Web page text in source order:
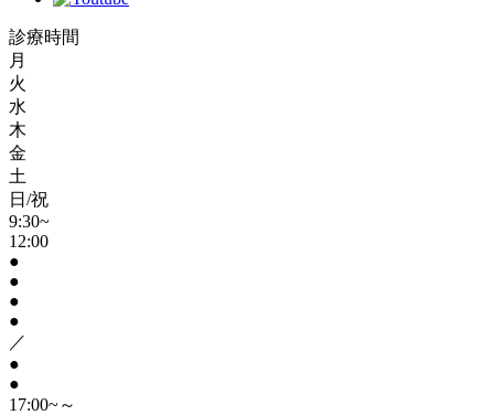
診療時間
月
火
水
木
金
土
日/祝
9:30~
12:00
●
●
●
●
／
●
●
17:00~～